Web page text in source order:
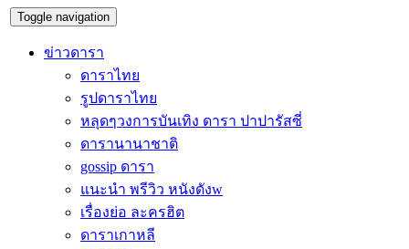
Toggle navigation
ข่าวดารา
ดาราไทย
รูปดาราไทย
หลุดๆวงการบันเทิง ดารา ปาปารัสซี่
ดารานานาชาติ
gossip ดารา
แนะนำ พรีวิว หนังดังw
เรื่องย่อ ละครฮิต
ดาราเกาหลี